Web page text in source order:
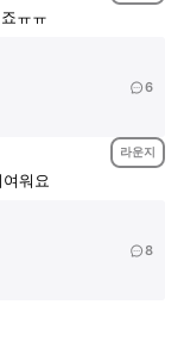
ㅠㅠ
6
라운지
워요
8